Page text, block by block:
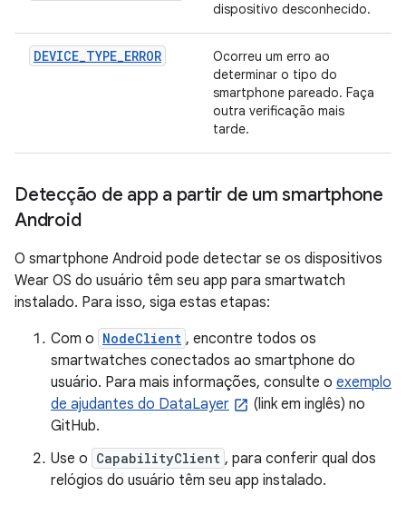
dispositivo desconhecido.
DEVICE_TYPE_ERROR
Ocorreu um erro ao
determinar o tipo do
smartphone pareado. Faça
outra verificação mais
tarde.
Detecção de app a partir de um smartphone
Android
O smartphone Android pode detectar se os dispositivos
Wear OS do usuário têm seu app para smartwatch
instalado. Para isso, siga estas etapas:
Com o NodeClient , encontre todos os
smartwatches conectados ao smartphone do
usuário. Para mais informações, consulte o exemplo
de ajudantes do DataLayer
(link em inglês) no
GitHub.
Use o CapabilityClient , para conferir qual dos
relógios do usuário têm seu app instalado.